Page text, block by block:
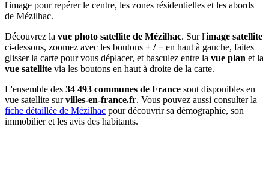
l'image pour repérer le centre, les zones résidentielles et les abords
de Mézilhac.
Découvrez la vue photo satellite de Mézilhac. Sur l'image satellite
ci-dessous, zoomez avec les boutons + / − en haut à gauche, faites
glisser la carte pour vous déplacer, et basculez entre la vue plan et la
vue satellite via les boutons en haut à droite de la carte.
L'ensemble des 34 493 communes de France sont disponibles en
vue satellite survilles-en-france.fr. Vous pouvez aussi consulter la
fiche détaillée de Mézilhac pour découvrir sa démographie, son
immobilier et les avis des habitants.